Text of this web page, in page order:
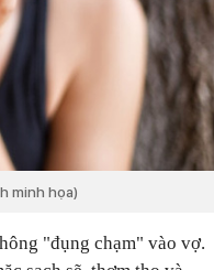
minh họa)
"đụng chạm" vào vợ.